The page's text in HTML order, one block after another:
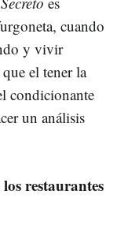
cuando
y vivir
el tener la
condicionante
un análisis
restaurantes